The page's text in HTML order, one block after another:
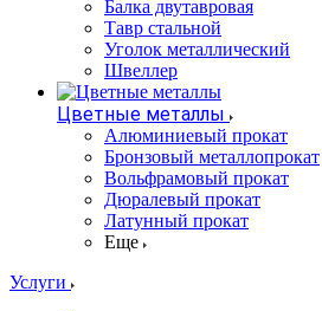
Балка двутавровая
Тавр стальной
Уголок металлический
Швеллер
Цветные металлы
Алюминиевый прокат
Бронзовый металлопрокат
Вольфрамовый прокат
Дюралевый прокат
Латунный прокат
Еще
Услуги